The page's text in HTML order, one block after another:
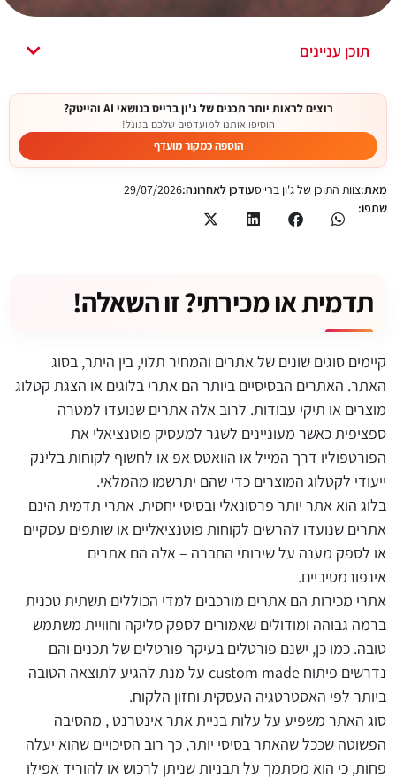
תוכן עניינים
רוצים לראות יותר תכנים של ג'ון ברייס בנושאי AI והייטק?
הוסיפו אותנו למועדפים שלכם בגוגל!
הוספה כמקור מועדף
מאת:צוות התוכן של ג'ון ברייסעודכן לאחרונה:29/07/2026
שתפו:
תדמית או מכירתי? זו השאלה!
קיימים סוגים שונים של אתרים והמחיר תלוי, בין היתר, בסוג
האתר. האתרים הבסיסיים ביותר הם אתרי בלוגים או הצגת קטלוג
מוצרים או תיקי עבודות. לרוב אלה אתרים שנועדו למטרה
ספציפית כאשר מעוניינים לשגר למעסיק פוטנציאלי את
הפורטפוליו דרך המייל או הוואטס אפ או לחשוף לקוחות בלינק
ייעודי לקטלוג המוצרים כדי שהם יתרשמו מהמלאי.
בלוג הוא אתר יותר פרסונאלי ובסיסי יחסית. אתרי תדמית הינם
אתרים שנועדו להרשים לקוחות פוטנציאליים או שותפים עסקיים
או לספק מענה על שירותי החברה – אלה הם אתרים
אינפורמטיביים.
אתרי מכירות הם אתרים מורכבים למדי הכוללים תשתית טכנית
ברמה גבוהה ומודולים שאמורים לספק סליקה וחוויית משתמש
טובה. כמו כן, ישנם פורטלים בעיקר פורטלים של תכנים והם
נדרשים פיתוח custom made על מנת להגיע לתוצאה הטובה
ביותר לפי האסטרטגיה העסקית וחזון הלקוח.
סוג האתר משפיע על עלות בניית אתר אינטרנט , מהסיבה
הפשוטה שככל שהאתר בסיסי יותר, כך רוב הסיכויים שהוא יעלה
פחות, כי הוא מסתמך על תבניות שניתן לרכוש או להוריד אפילו